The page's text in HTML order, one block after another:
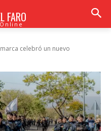
FARO
Online
celebró un nuevo